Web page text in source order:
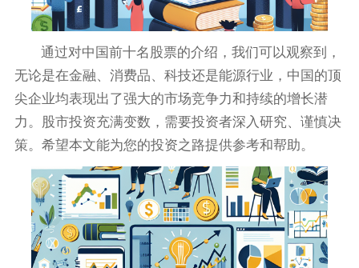
通过对中国前十名股票的介绍，我们可以观察到，
无论是在金融、消费品、科技还是能源行业，中国的顶
尖企业均表现出了强大的市场竞争力和持续的增长潜
力。股市投资充满变数，需要投资者深入研究、谨慎决
策。希望本文能为您的投资之路提供参考和帮助。